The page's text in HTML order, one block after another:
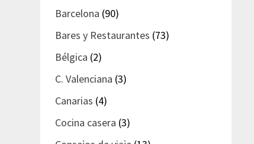
Barcelona (90)
Bares y Restaurantes (73)
Bélgica (2)
C. Valenciana (3)
Canarias (4)
Cocina casera (3)